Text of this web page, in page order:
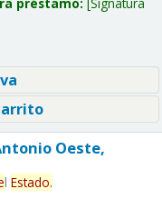
Oeste,
l Estado.